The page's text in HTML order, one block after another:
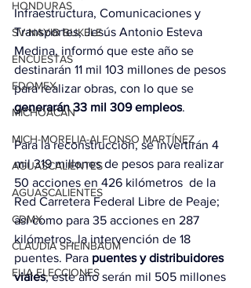
HONDURAS
SV-NAYIB BUKELE
ENCUESTAS
EDOMEX
MICHOACÁN
MICH-MORELIA-ALFONSO MARTÍNEZ
AGUASCALIENTES
AGUASCALIENTES
CDMX
CLAUDIA SHEINBAUM
EUA ELECCIONES
Infraestructura, Comunicaciones y
Transportes, Jesús Antonio Esteva
Medina, informó que este año se
destinarán 11 mil 103 millones de pesos
para realizar obras, con lo que se
generarán 33 mil 309 empleos.
Para la reconstrucción, se invertirán 4
mil 319 millones de pesos para realizar
50 acciones en 426 kilómetros  de la
Red Carretera Federal Libre de Peaje;
así como para 35 acciones en 287
kilómetros, la intervención de 18
puentes. Para puentes y distribuidores
viales, este año serán mil 505 millones